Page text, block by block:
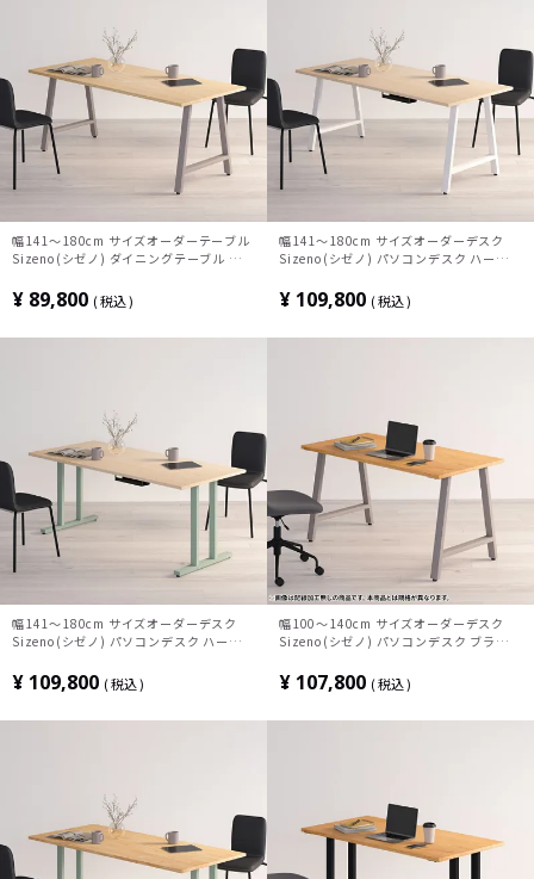
幅141～180cm サイズオーダーテーブル
Sizeno(シゼノ) ダイニングテーブル ホワ
脚 天然木 テーブル 長方形 食卓テーブル
おしゃれ 北欧モダン ダイニング ナチュラ
¥ 89,800 税込
幅141～180cm サイズオーダーデスク
Sizeno(シゼノ) パソコンデスク ハードメ
然木 パソコンデスク 配線穴 オフィスデス
ク テレワークデスク 勉強机 おしゃれ 北
¥ 109,800 税込
幅141～180cm サイズオーダーデスク
Sizeno(シゼノ) パソコンデスク ハードメ
然木 パソコンデスク 配線穴 オフィスデス
ク テレワークデスク 勉強机 おしゃれ 北
¥ 109,800 税込
幅100～140cm サイズオーダーデスク
Sizeno(シゼノ) パソコンデスク ブラック
天然木 パソコンデスク 切り欠き オフィス
デスク テレワークデスク 勉強机 おしゃれ
¥ 107,800 税込